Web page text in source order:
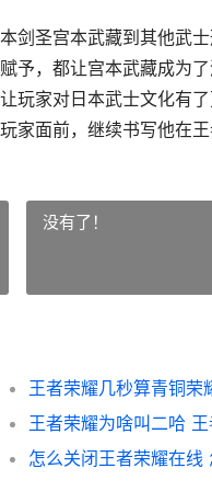
剑圣宫本武藏到其他武
予，都让宫本武藏成为
玩家对日本武士文化有
家面前，继续书写他在王
没有了！
王者荣耀几秒算青铜荣
王者荣耀为啥叫二哈